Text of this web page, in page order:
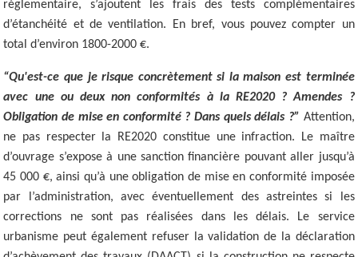
réglementaire, s’ajoutent les frais des tests complémentaires
d’étanchéité et de ventilation. En bref, vous pouvez compter un
total d’environ 1800-2000 €.
“Qu'est-ce que je risque concrètement si la maison est terminée
avec une ou deux non conformités à la RE2020 ? Amendes ?
Obligation de mise en conformité ? Dans quels délais ?” Attention,
ne pas respecter la RE2020 constitue une infraction. Le maître
d’ouvrage s’expose à une sanction financière pouvant aller jusqu’à
45 000 €, ainsi qu’à une obligation de mise en conformité imposée
par l’administration, avec éventuellement des astreintes si les
corrections ne sont pas réalisées dans les délais. Le service
urbanisme peut également refuser la validation de la déclaration